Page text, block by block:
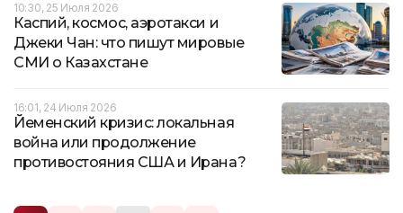
10:30, 25 Июля 2026
Каспий, космос, аэротакси и
Джеки Чан: что пишут мировые
СМИ о Казахстане
16:01, 24 Июля 2026
Йеменский кризис: локальная
война или продолжение
противостояния США и Ирана?